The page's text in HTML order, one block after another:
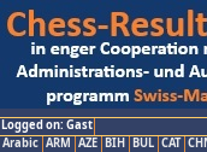
Logged on: Gast
Arabic ARM AZE BIH BUL CAT